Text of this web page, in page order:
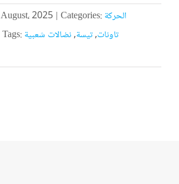
19 August، 2025 | Categories:الحركة
Tags: تاونات,تيسة,نضالات شعبية